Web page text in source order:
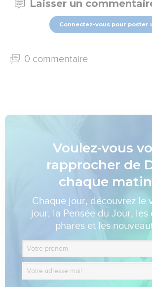
Laisser un
Connectez-vous pour poster
0 commentaire
Voulez-vous
rapprocher de
chaque
Chaque jour, découvrez le
jour, la Pensée du Jour, les
phares et les